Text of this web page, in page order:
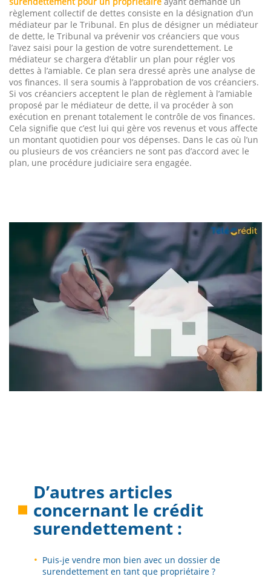
règlement collectif de dettes consiste en la désignation d’un
médiateur par le Tribunal. En plus de désigner un médiateur
de dette, le Tribunal va prévenir vos créanciers que vous
l’avez saisi pour la gestion de votre surendettement. Le
médiateur se chargera d’établir un plan pour régler vos
dettes à l’amiable. Ce plan sera dressé après une analyse de
vos finances. Il sera soumis à l’approbation de vos créanciers.
Si vos créanciers acceptent le plan de règlement à l’amiable
proposé par le médiateur de dette, il va procéder à son
exécution en prenant totalement le contrôle de vos finances.
Cela signifie que c’est lui qui gère vos revenus et vous affecte
un montant quotidien pour vos dépenses. Dans le cas où l’un
ou plusieurs de vos créanciers ne sont pas d’accord avec le
plan, une procédure judiciaire sera engagée.
D’autres articles
concernant le crédit
surendettement :
Puis-je vendre mon bien avec un dossier de
surendettement en tant que propriétaire ?